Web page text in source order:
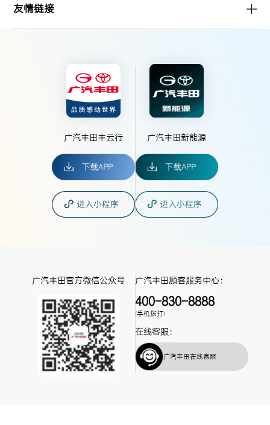
友情链接
广汽丰田丰云行 广汽丰田新能源
广汽丰田官方微信公众号 广汽丰田顾客服务中心：
400-830-8888
(手机拨打)
在线客服：
广汽丰田在线客服